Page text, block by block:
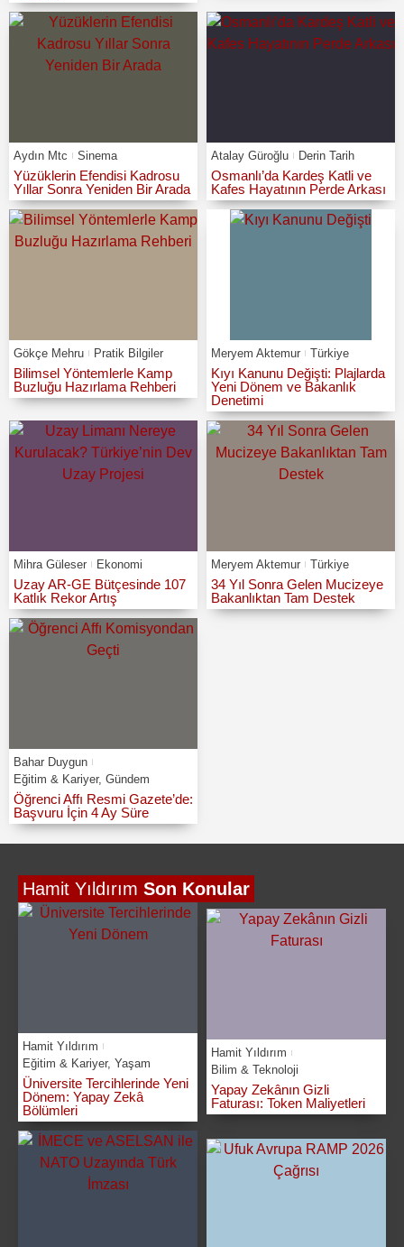
Aydın Mtc Sinema
Yüzüklerin Efendisi Kadrosu
Yıllar Sonra Yeniden Bir Arada
Atalay Güroğlu Derin Tarih
Osmanlı’da Kardeş Katli ve
Kafes Hayatının Perde Arkası
Gökçe Mehru Pratik Bilgiler
Bilimsel Yöntemlerle Kamp
Buzluğu Hazırlama Rehberi
Meryem Aktemur Türkiye
Kıyı Kanunu Değişti: Plajlarda
Yeni Dönem ve Bakanlık
Denetimi
Mihra Güleser Ekonomi
Uzay AR-GE Bütçesinde 107
Katlık Rekor Artış
Meryem Aktemur Türkiye
34 Yıl Sonra Gelen Mucizeye
Bakanlıktan Tam Destek
Bahar Duygun
Eğitim & Kariyer, Gündem
Öğrenci Affı Resmi Gazete’de:
Başvuru İçin 4 Ay Süre
Hamit Yıldırım Son Konular
Hamit Yıldırım
Eğitim & Kariyer, Yaşam
Üniversite Tercihlerinde Yeni
Dönem: Yapay Zekâ
Bölümleri
Hamit Yıldırım
Bilim & Teknoloji
Yapay Zekânın Gizli
Faturası: Token Maliyetleri